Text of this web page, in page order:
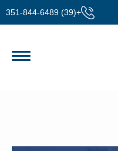
+(39) 351-844-6489